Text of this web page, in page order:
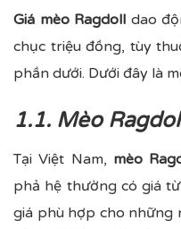
Giá mèo Ragdoll dao
chục triệu đồng, tùy
phần dưới. Dưới đây là
1.1. Mèo
Tại Việt Nam, mèo
phả hệ thường có giá
giá phù hợp cho những